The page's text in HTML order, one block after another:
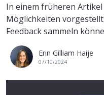
In einem früheren
Möglichkeiten
Feedback sammeln
Erin Gilliam Haije
07/10/2024